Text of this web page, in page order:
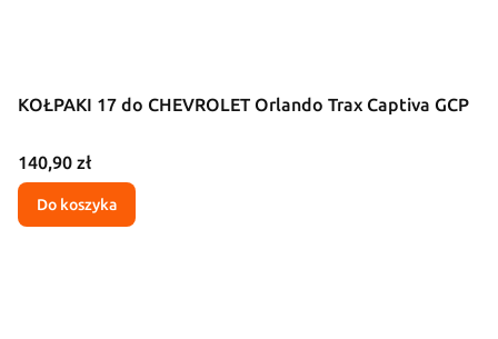
KOŁPAKI 17 do CHEVROLET Orlando Trax Captiva GCP
Cena
140,90 zł
Do koszyka